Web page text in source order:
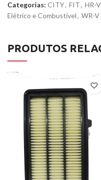
Categorias: CITY, FIT, HR-V
Elétrico e Combustível, WR-V
PRODUTOS